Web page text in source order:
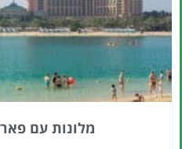
מלונות עם